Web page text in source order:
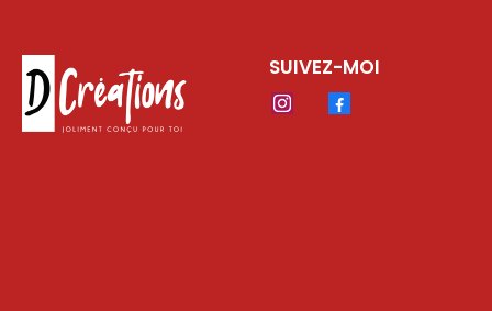
SUIVEZ-MOI